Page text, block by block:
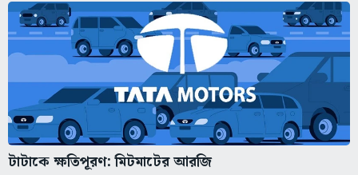
টাটাকে ক্ষতিপূরণ: মিটমাটের আরজি